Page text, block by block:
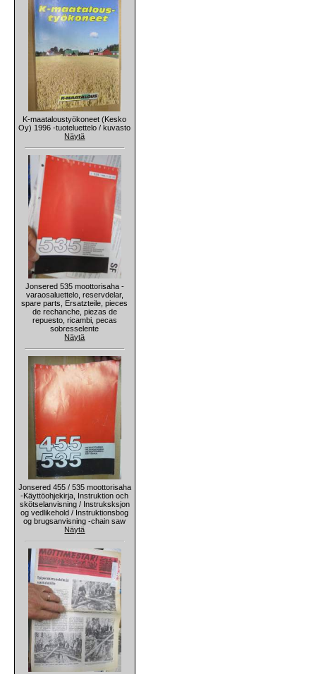
K-maataloustyökoneet (Kesko
Oy) 1996 -tuoteluettelo / kuvasto
Näytä
Jonsered 535 moottorisaha -
varaosaluettelo, reservdelar,
spare parts, Ersatzteile, pieces
de rechanche, piezas de
repuesto, ricambi, pecas
sobresselente
Näytä
Jonsered 455 / 535 moottorisaha
-Käyttöohjekirja, Instruktion och
skötselanvisning / Instruksksjon
og vedlikehold / Instruktionsbog
og brugsanvisning -chain saw
Näytä